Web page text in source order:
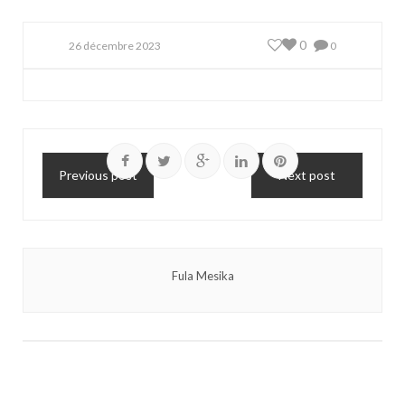
26 décembre 2023 0
0
Previous post Next post
Fula Mesika